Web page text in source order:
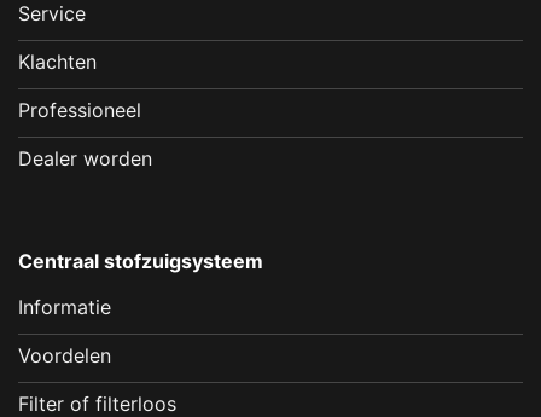
Service
Klachten
Professioneel
Dealer worden
Centraal stofzuigsysteem
Informatie
Voordelen
Filter of filterloos